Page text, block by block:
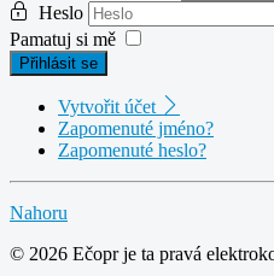
Heslo
Pamatuj si mě
Přihlásit se
Vytvořit účet
Zapomenuté jméno?
Zapomenuté heslo?
Nahoru
© 2026 Ečopr je ta pravá